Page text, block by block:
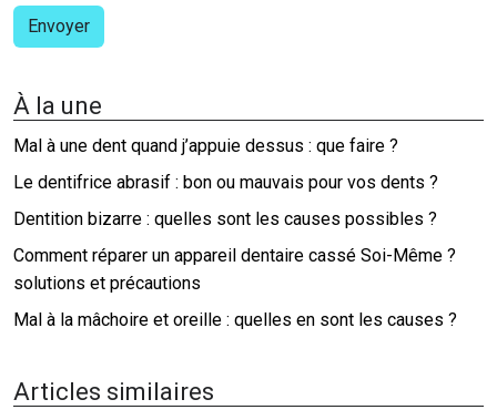
À la une
Mal à une dent quand j’appuie dessus : que faire ?
Le dentifrice abrasif : bon ou mauvais pour vos dents ?
Dentition bizarre : quelles sont les causes possibles ?
Comment réparer un appareil dentaire cassé Soi-Même ?
solutions et précautions
Mal à la mâchoire et oreille : quelles en sont les causes ?
Articles similaires